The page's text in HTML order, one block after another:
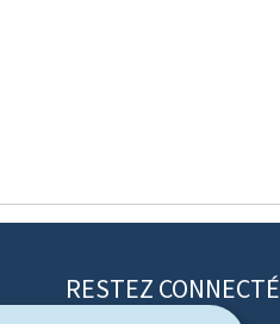
RESTEZ CONNECTÉ